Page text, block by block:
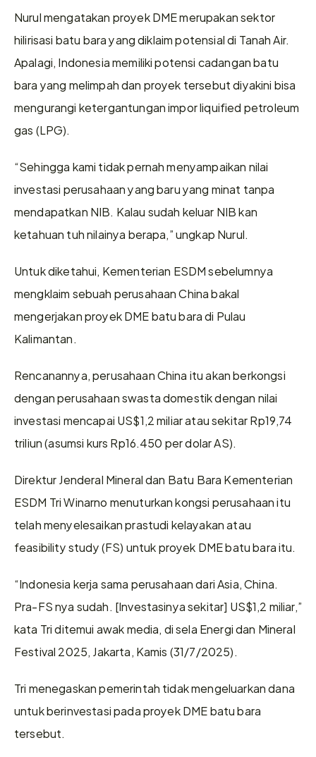
Nurul mengatakan proyek DME merupakan sektor
hilirisasi batu bara yang diklaim potensial di Tanah Air.
Apalagi, Indonesia memiliki potensi cadangan batu
bara yang melimpah dan proyek tersebut diyakini bisa
mengurangi ketergantungan impor liquified petroleum
gas (LPG).
“Sehingga kami tidak pernah menyampaikan nilai
investasi perusahaan yang baru yang minat tanpa
mendapatkan NIB. Kalau sudah keluar NIB kan
ketahuan tuh nilainya berapa,” ungkap Nurul.
Untuk diketahui, Kementerian ESDM sebelumnya
mengklaim sebuah perusahaan China bakal
mengerjakan proyek DME batu bara di Pulau
Kalimantan.
Rencanannya, perusahaan China itu akan berkongsi
dengan perusahaan swasta domestik dengan nilai
investasi mencapai US$1,2 miliar atau sekitar Rp19,74
triliun (asumsi kurs Rp16.450 per dolar AS).
Direktur Jenderal Mineral dan Batu Bara Kementerian
ESDM Tri Winarno menuturkan kongsi perusahaan itu
telah menyelesaikan prastudi kelayakan atau
feasibility study (FS) untuk proyek DME batu bara itu.
“Indonesia kerja sama perusahaan dari Asia, China.
Pra-FS nya sudah. [Investasinya sekitar] US$1,2 miliar,”
kata Tri ditemui awak media, di sela Energi dan Mineral
Festival 2025, Jakarta, Kamis (31/7/2025).
Tri menegaskan pemerintah tidak mengeluarkan dana
untuk berinvestasi pada proyek DME batu bara
tersebut.